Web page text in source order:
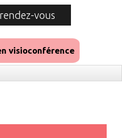
vous
visioconférence